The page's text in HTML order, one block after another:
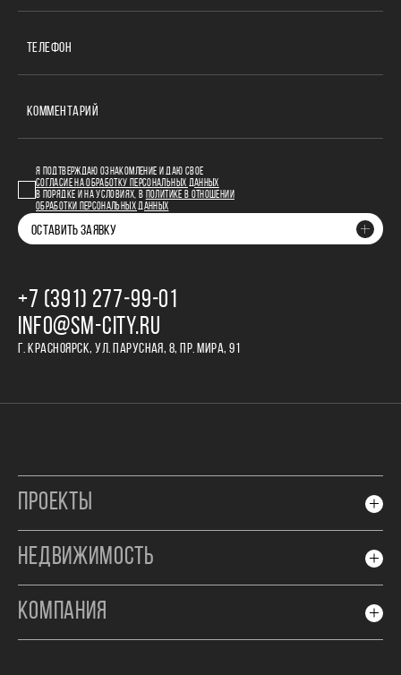
ТЕЛЕФОН
КОММЕНТАРИЙ
Я ПОДТВЕРЖДАЮ ОЗНАКОМЛЕНИЕ И ДАЮ СВОЕ
СОГЛАСИЕ НА ОБРАБОТКУ ПЕРСОНАЛЬНЫХ ДАННЫХ
В ПОРЯДКЕ И НА УСЛОВИЯХ, В
ПОЛИТИКЕ В ОТНОШЕНИИ
ОБРАБОТКИ ПЕРСОНАЛЬНЫХ ДАННЫХ
ОСТАВИТЬ ЗАЯВКУ
+7 (391) 277‒99‒01
INFO@SM-CITY.RU
Г. КРАСНОЯРСК, УЛ. ПАРУСНАЯ, 8, ПР. МИРА, 91
ПРОЕКТЫ
НЕДВИЖИМОСТЬ
КОМПАНИЯ